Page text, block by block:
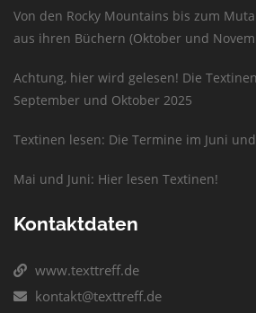
Von den Rocky Mountains bis zum
aus ihren Büchern (Oktober und
Achtung, hier wird gelesen! Die
September und Oktober 2025
Textinen lesen: Die Termine im Juni
Mai und Juni: Hier lesen Textinen!
Kontaktdaten
www.texttreff.de
kontakt@texttreff.de